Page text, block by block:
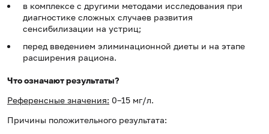
в комплексе с другими методами исследования при
диагностике сложных случаев развития
сенсибилизации на устриц;
перед введением элиминационной диеты и на этапе
расширения рациона.
Что означают результаты?
Референсные значения: 0–15 мг/л.
Причины положительного результата: